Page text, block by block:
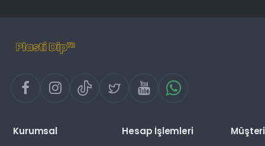
Kurumsal Hesap İşlemleri